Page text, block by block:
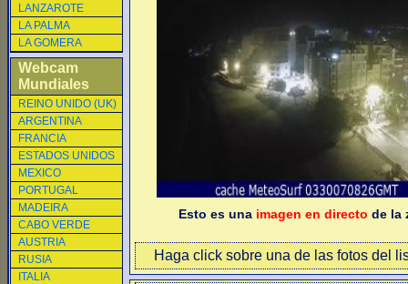
LANZAROTE
LA PALMA
LA GOMERA
Webcam
Mundiales
REINO UNIDO (UK)
ARGENTINA
FRANCIA
ESTADOS UNIDOS
MEXICO
PORTUGAL
MADEIRA
CABO VERDE
AUSTRIA
RUSIA
ITALIA
Esto es una imagen en directo de la
Haga click sobre una de las fotos del